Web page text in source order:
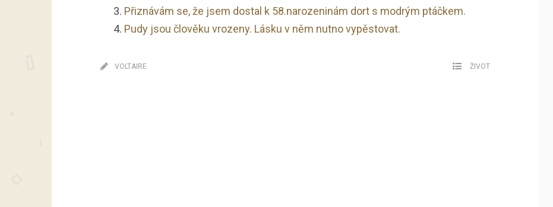
Přiznávám se, že jsem dostal k 58.narozeninám dort s modrým ptáčkem.
Pudy jsou člověku vrozeny. Lásku v něm nutno vypěstovat.
VOLTAIRE ŽIVOT